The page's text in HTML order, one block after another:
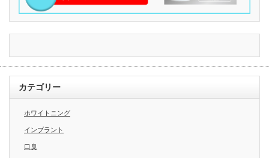
カテゴリー
ホワイトニング
インプラント
口臭